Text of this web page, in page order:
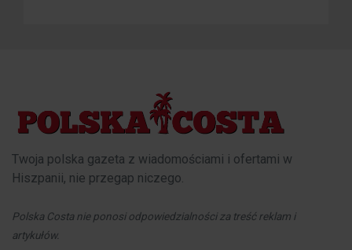
Twoja polska gazeta z wiadomościami i ofertami w
Hiszpanii, nie przegap niczego.
Polska Costa nie ponosi odpowiedzialności za treść reklam i
artykułów.